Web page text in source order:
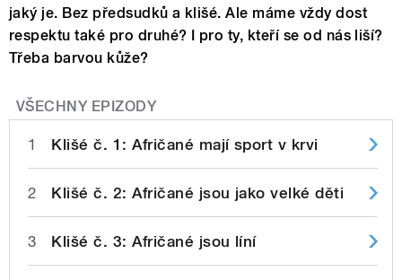
jaký je. Bez předsudků a klišé. Ale máme vždy dost
respektu také pro druhé? I pro ty, kteří se od nás liší?
Třeba barvou kůže?
VŠECHNY EPIZODY
1 Klišé č. 1: Afričané mají sport v krvi
2 Klišé č. 2: Afričané jsou jako velké děti
3 Klišé č. 3: Afričané jsou líní